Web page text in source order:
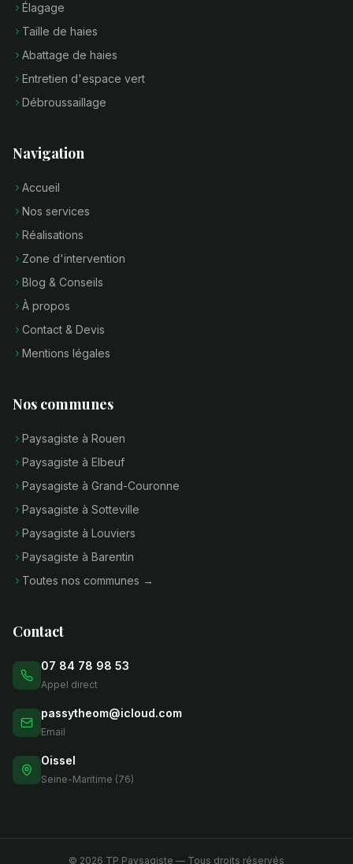
Élagage
Taille de haies
Abattage de haies
Entretien d'espace vert
Débroussaillage
Navigation
Accueil
Nos services
Réalisations
Zone d'intervention
Blog & Conseils
À propos
Contact & Devis
Mentions légales
Nos communes
Paysagiste à Rouen
Paysagiste à Elbeuf
Paysagiste à Grand-Couronne
Paysagiste à Sotteville
Paysagiste à Louviers
Paysagiste à Barentin
Toutes nos communes →
Contact
07 84 78 98 53
Appel direct
passytheom@icloud.com
Email
Oissel
Seine-Maritime (76)
© 2026 TP Paysagiste — Tous droits réservés